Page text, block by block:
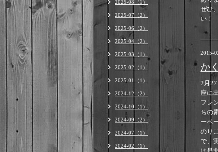
ぜひ
い！
2015-
か
2月
座に
フレ
ちの
ーベ
のり
で、
2025-08（1）
2025-07（2）
2025-06（2）
2025-04（2）
2025-03（1）
2025-02（1）
2025-01（1）
2024-12（2）
2024-10（1）
2024-09（2）
2024-07（1）
2024-02（1）